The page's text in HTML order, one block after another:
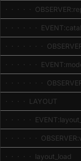
· · · · ·
· · · · · ·
· · · · · · ·
· · · · · ·
· · · · · · ·
· · · · LAYOUT
· · · · ·
· · · · · ·
· · · · · layout_load